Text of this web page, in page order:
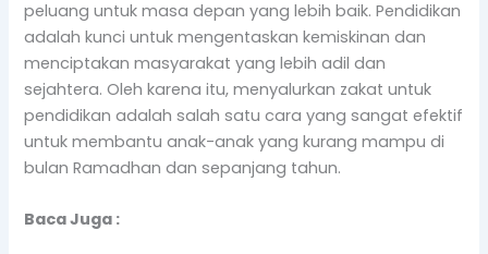
peluang untuk masa depan yang lebih baik. Pendidikan
adalah kunci untuk mengentaskan kemiskinan dan
menciptakan masyarakat yang lebih adil dan
sejahtera. Oleh karena itu, menyalurkan zakat untuk
pendidikan adalah salah satu cara yang sangat efektif
untuk membantu anak-anak yang kurang mampu di
bulan Ramadhan dan sepanjang tahun.
Baca Juga :